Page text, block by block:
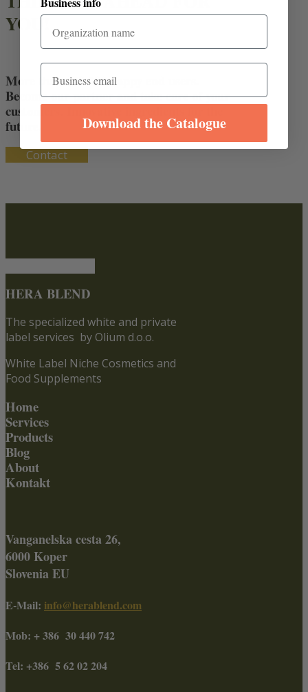
YOU!
More than 450.000 happy end users.
Become our partner and take care of your
customers. Innovative ingredients for the
future.
Contact
HERA BLEND
The specialized white and private
label services by Olium d.o.o.
White Label Niche Cosmetics and
Food Supplements
Home
Services
Products
Blog
About
Kontakt
Vanganelska cesta 26,
6000 Koper
Slovenia EU
E-Mail: info@herablend.com
Mob: + 386 30 440 742
Tel: +386 5 62 02 204
Email
Download the Catalogue